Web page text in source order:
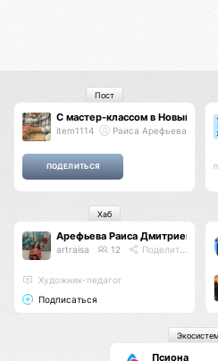
С мастер-классом в Новый
item1114 Раиса Арефьева
Пост
Арефьева Раиса Дмитриевна
artraisa 12 Поделиться
Художник-педагог
Подписаться
Хаб
Псиона